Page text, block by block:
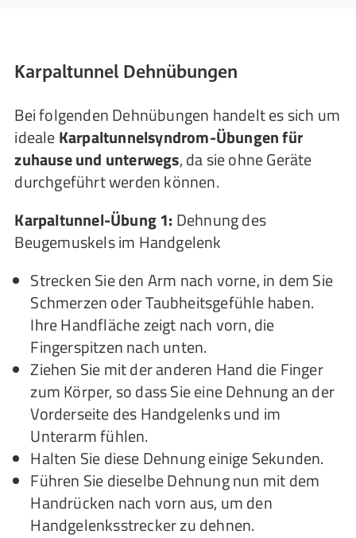
Karpaltunnel Dehnübungen
Bei folgenden Dehnübungen handelt es sich um
idealeKarpaltunnelsyndrom-Übungen für
zuhause und unterwegs, da sie ohne Geräte
durchgeführt werden können.
Karpaltunnel-Übung 1: Dehnung des
Beugemuskels im Handgelenk
Strecken Sie den Arm nach vorne, in dem Sie
Schmerzen oder Taubheitsgefühle haben.
Ihre Handfläche zeigt nach vorn, die
Fingerspitzen nach unten.
Ziehen Sie mit der anderen Hand die Finger
zum Körper, so dass Sie eine Dehnung an der
Vorderseite des Handgelenks und im
Unterarm fühlen.
Halten Sie diese Dehnung einige Sekunden.
Führen Sie dieselbe Dehnung nun mit dem
Handrücken nach vorn aus, um den
Handgelenksstrecker zu dehnen.